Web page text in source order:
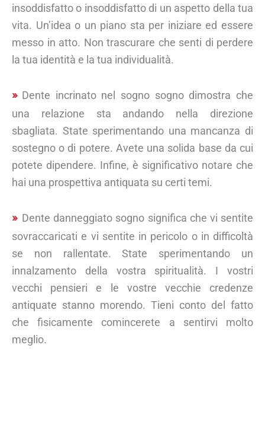
insoddisfatto o insoddisfatto di un aspetto della tua
vita. Un’idea o un piano sta per iniziare ed essere
messo in atto. Non trascurare che senti di perdere
la tua identità e la tua individualità.
Dente incrinato nel sogno sogno dimostra che
una relazione sta andando nella direzione
sbagliata. State sperimentando una mancanza di
sostegno o di potere. Avete una solida base da cui
potete dipendere. Infine, è significativo notare che
hai una prospettiva antiquata su certi temi.
Dente danneggiato sogno significa che vi sentite
sovraccaricati e vi sentite in pericolo o in difficoltà
se non rallentate. State sperimentando un
innalzamento della vostra spiritualità. I vostri
vecchi pensieri e le vostre vecchie credenze
antiquate stanno morendo. Tieni conto del fatto
che fisicamente comincerete a sentirvi molto
meglio.